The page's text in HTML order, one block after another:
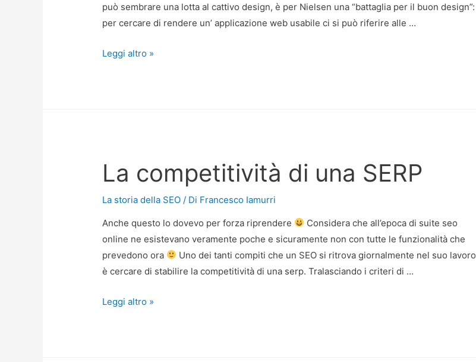
può sembrare una lotta al cattivo design, è per Nielsen una “battaglia per il buon design”:
per cercare di rendere un’ applicazione web usabile ci si può riferire alle …
IlLeggi altro »
La competitività di una SERP
La storia della SEO / Di Francesco Iamurri
Anche questo lo dovevo per forza riprendere
Considera che all’epoca di suite seo
online ne esistevano veramente poche e sicuramente non con tutte le funzionalità che
prevedono ora
Uno dei tanti compiti che un SEO si ritrova giornalmente nel suo lavoro
è cercare di stabilire la competitività di una serp. Tralasciando i criteri di …
La
Leggi altro »